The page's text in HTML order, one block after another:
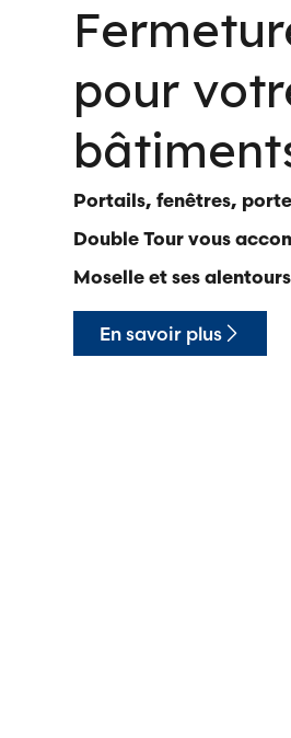
pour
Portails, fenêtres,
Double Tour vous
Moselle et ses
En savoir plus